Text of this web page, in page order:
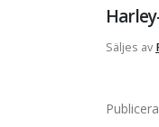
Säljes av